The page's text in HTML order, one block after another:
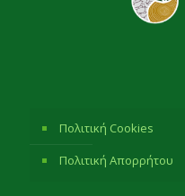
Πολιτική Cookies
Πολιτική Απορρήτου